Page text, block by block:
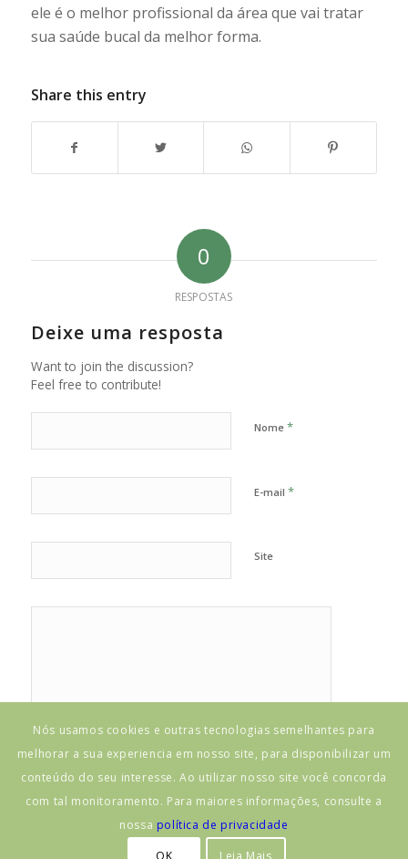
ele é o melhor profissional da área que vai tratar
sua saúde bucal da melhor forma.
Share this entry
0
RESPOSTAS
Deixe uma resposta
Want to join the discussion?
Feel free to contribute!
Nome *
E-mail *
Site
Nós usamos cookies e outras tecnologias semelhantes para
melhorar a sua experiencia em nosso site, para disponibilizar um
conteúdo do seu interesse. Ao utilizar nosso site você concorda
com tal monitoramento. Para maiores informações, consulte a
nossa política de privacidade